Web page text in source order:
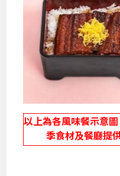
以上為各風味餐示意
季食材及餐廳提